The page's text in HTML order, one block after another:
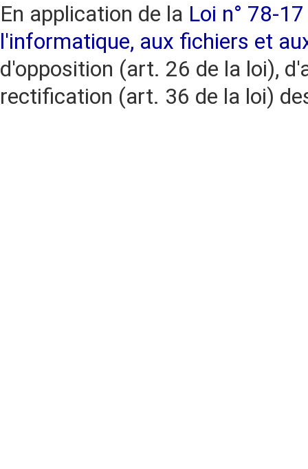
En application de la Loi n° 78-
l'informatique, aux fichiers et
d'opposition (art. 26 de la loi),
rectification (art. 36 de la loi)